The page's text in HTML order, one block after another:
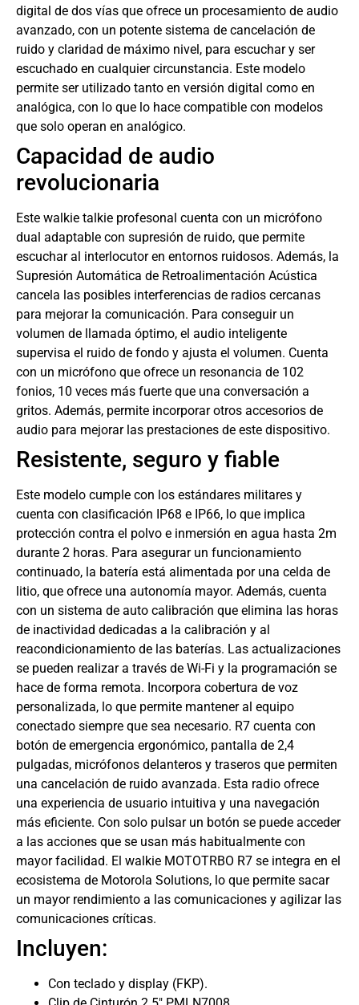
digital de dos vías que ofrece un procesamiento de audio
avanzado, con un potente sistema de cancelación de
ruido y claridad de máximo nivel, para escuchar y ser
escuchado en cualquier circunstancia. Este modelo
permite ser utilizado tanto en versión digital como en
analógica, con lo que lo hace compatible con modelos
que solo operan en analógico.
Capacidad de audio
revolucionaria
Este walkie talkie profesonal cuenta con un micrófono
dual adaptable con supresión de ruido, que permite
escuchar al interlocutor en entornos ruidosos. Además, la
Supresión Automática de Retroalimentación Acústica
cancela las posibles interferencias de radios cercanas
para mejorar la comunicación. Para conseguir un
volumen de llamada óptimo, el audio inteligente
supervisa el ruido de fondo y ajusta el volumen. Cuenta
con un micrófono que ofrece un resonancia de 102
fonios, 10 veces más fuerte que una conversación a
gritos. Además, permite incorporar otros accesorios de
audio para mejorar las prestaciones de este dispositivo.
Resistente, seguro y fiable
Este modelo cumple con los estándares militares y
cuenta con clasificación IP68 e IP66, lo que implica
protección contra el polvo e inmersión en agua hasta 2m
durante 2 horas. Para asegurar un funcionamiento
continuado, la batería está alimentada por una celda de
litio, que ofrece una autonomía mayor. Además, cuenta
con un sistema de auto calibración que elimina las horas
de inactividad dedicadas a la calibración y al
reacondicionamiento de las baterías. Las actualizaciones
se pueden realizar a través de Wi-Fi y la programación se
hace de forma remota. Incorpora cobertura de voz
personalizada, lo que permite mantener al equipo
conectado siempre que sea necesario. R7 cuenta con
botón de emergencia ergonómico, pantalla de 2,4
pulgadas, micrófonos delanteros y traseros que permiten
una cancelación de ruido avanzada. Esta radio ofrece
una experiencia de usuario intuitiva y una navegación
más eficiente. Con solo pulsar un botón se puede acceder
a las acciones que se usan más habitualmente con
mayor facilidad. El walkie MOTOTRBO R7 se integra en el
ecosistema de Motorola Solutions, lo que permite sacar
un mayor rendimiento a las comunicaciones y agilizar las
comunicaciones críticas.
Incluyen:
Con teclado y display (FKP).